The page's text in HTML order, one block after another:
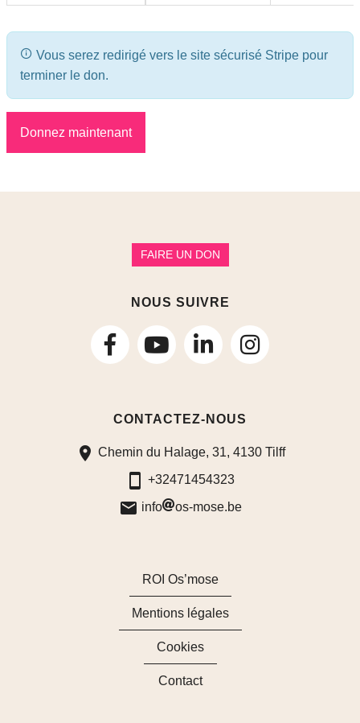
Vous serez redirigé vers le site sécurisé Stripe pour
terminer le don.
Donnez maintenant
FAIRE UN DON
NOUS SUIVRE
suivez-
Facebook
suivez-
LinkedIn
suivez-
CONTACTEZ-NOUS
Chemin du Halage, 31, 4130 Tilff
+32471454323
info
os-mose.be
ROI Os’mose
Mentions légales
Cookies
Contact